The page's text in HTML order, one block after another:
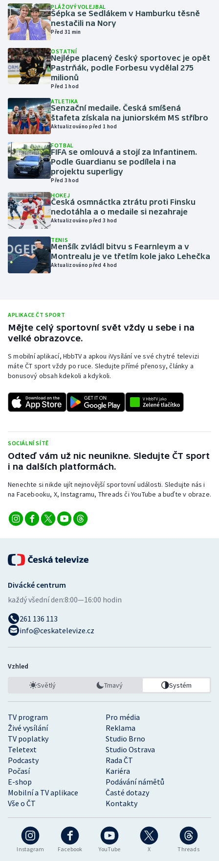
Gymnastika
Házená
Jezdectví
Judo
Krasobruslení
Lezení
Lyže a snowboard
Moderní pětiboj
Motorsport
Olympijské hry
Parasport
Plavání
Ragby
Rychlobruslení
Rychlostní kanoistika
Short track
Sportovní střelba
Stolní tenis
Triatlon
Vodní slalom
Volejbal
PLÁŽOVÝ VOLEJBAL
Šépka se Sedlákem v Hamburku těsně
nestačili na Nory
Před 31 min
OSTATNÍ
Nejlépe placený český sportovec je opět
Pastrňák, podle Forbesu vydělal 275
milionů
Před 1 hod
ATLETIKA
Senzační medaile. Česká smíšená
štafeta získala na juniorském MS stříbro
Aktualizováno před 1 hod
FOTBAL
FIFA se omlouvá a stojí za Infantinem.
Podle Guardianu se podílela i na
projektu superligy
Před 3 hod
HOKEJ
Česká osmnáctka ztrátu proti Finsku
nedotáhla a o medaile si nezahraje
Aktualizováno před 3 hod
TENIS
Menšík zvládl bitvu s Fearnleym a v
Montrealu je ve třetím kole jako Lehečka
Aktualizováno před 4 hod
APLIKACE ČT SPORT
Mějte celý sportovní svět vždy u sebe i na
velké obrazovce.
S mobilní aplikací, HbbTV a apkou iVysílání ve své chytré televizi
máte ČT sport vždy po ruce. Sledujte přímé přenosy, články a
bonusový obsah kdekoli a kdykoli.
SOCIÁLNÍ SÍTĚ
Odteď vám už nic neunikne. Sledujte ČT sport
i na dalších platformách.
Nenechte si nikde ujít nejnovější sportovní události. Sledujte nás i
na Facebooku, X, Instagramu, Threads či YouTube a buďte v obraze.
Instagram Facebook YouTube X Threads
TV program
Pro média
Živé vysílání
Reklama
TV poplatky
Studio Brno
Teletext
Studio Ostrava
Podcasty
Rada ČT
Počasí
Kariéra
E-shop
Podávání námětů
Mobilní a TV aplikace
Časté dotazy
Vše o ČT
Kontakty
Divácké centrum
každý všední den:8:00—16:00 hodin
261 136 113
info@ceskatelevize.cz
Vzhled
Světlý Tmavý Systém